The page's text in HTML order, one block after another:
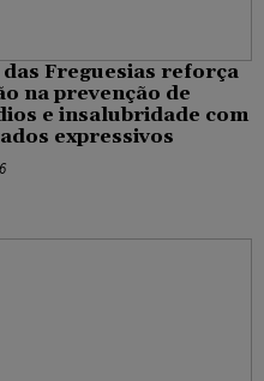
Freguesias reforça
na prevenção de
e insalubridade com
expressivos